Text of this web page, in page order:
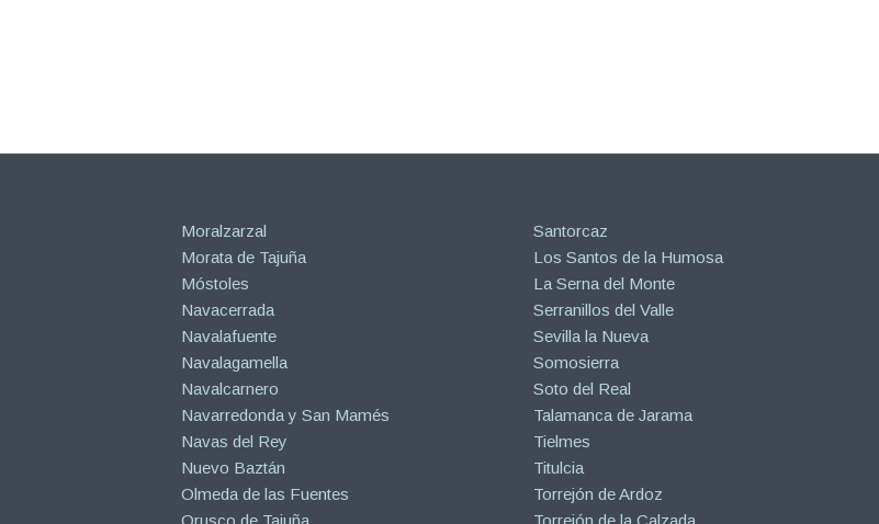
Moralzarzal
Morata de Tajuña
Móstoles
Navacerrada
Navalafuente
Navalagamella
Navalcarnero
Navarredonda y San Mamés
Navas del Rey
Nuevo Baztán
Olmeda de las Fuentes
Orusco de Tajuña
Santorcaz
Los Santos de la Humosa
La Serna del Monte
Serranillos del Valle
Sevilla la Nueva
Somosierra
Soto del Real
Talamanca de Jarama
Tielmes
Titulcia
Torrejón de Ardoz
Torrejón de la Calzada